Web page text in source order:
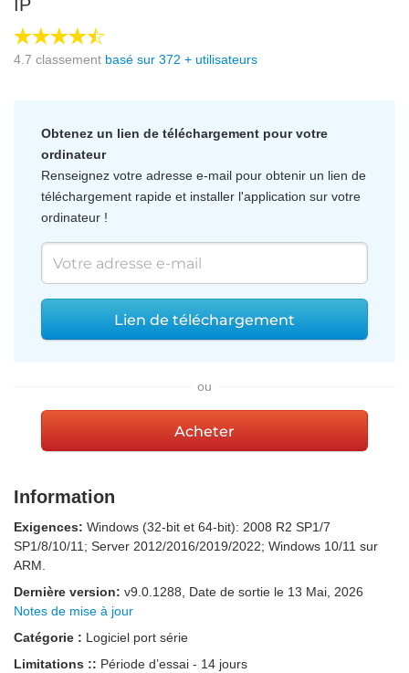
IP
4.7 classement basé sur 372 + utilisateurs
Obtenez un lien de téléchargement pour votre
ordinateur
Renseignez votre adresse e-mail pour obtenir un lien de
téléchargement rapide et installer l'application sur votre
ordinateur !
Lien de téléchargement
ou
Acheter
Information
Exigences: Windows (32-bit et 64-bit): 2008 R2 SP1/7
SP1/8/10/11; Server 2012/2016/2019/2022; Windows 10/11 sur
ARM.
Dernière version: v9.0.1288 , Date de sortie le 13 Mai, 2026
Notes de mise à jour
Catégorie : Logiciel port série
Limitations :: Période d’essai - 14 jours